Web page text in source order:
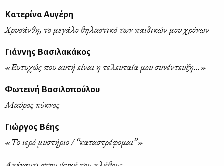
Κατερίνα Αυγέρη
Χρυσάνθη, το μεγάλο θηλαστικό των παιδικών μου χρόνων
Γιάννης Βασιλακάκος
«Ευτυχώς που αυτή είναι η τελευταία μου συνέντευξη...»
Φωτεινή Βασιλοπούλου
Μαύρος κύκνος
Γιώργος Βέης
«Το ιερό μυστήριο / “καταστρέφομαι”»